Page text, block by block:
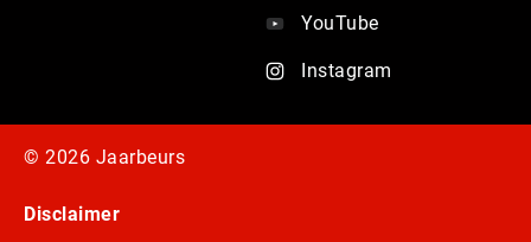
YouTube
Instagram
© 2026 Jaarbeurs
Disclaimer